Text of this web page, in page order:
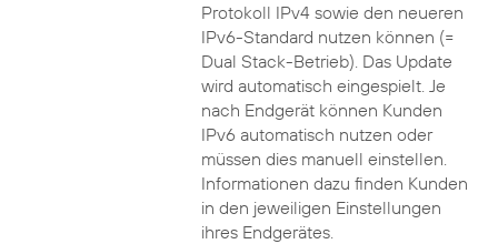
Protokoll IPv4 sowie den neueren
IPv6-Standard nutzen können (=
Dual Stack-Betrieb). Das Update
wird automatisch eingespielt. Je
nach Endgerät können Kunden
IPv6 automatisch nutzen oder
müssen dies manuell einstellen.
Informationen dazu finden Kunden
in den jeweiligen Einstellungen
ihres Endgerätes.